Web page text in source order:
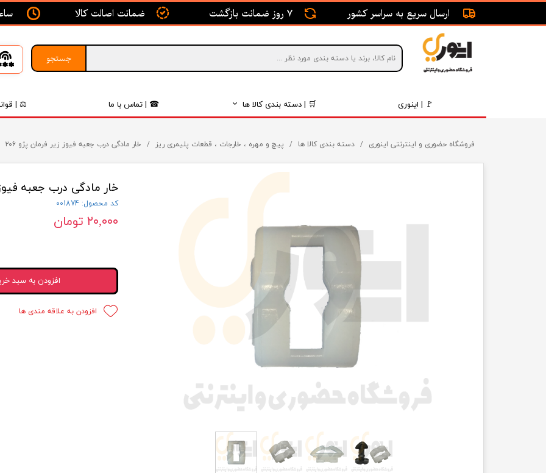
جستجو
🚩 | اینوری 🛒 | دسته بندی کالا ها
موتور و اگزوز
روغن و فیلتر
قطعات داخلی
انتقال قدرت
فرمان، جلوبندی و ترمز
لوازم جانبی و اسپرت
بلبرینگ ماشین
گردگیر ماشین
☎ | تماس با ما ⚖ |
ارسال سریع به سراسر کشور 7 روز ضمانت بازگشت ضمانت اصالت کالا
فروشگاه حضوری و اینترنتی اینوری دسته بندی کالا ها پیچ و مهره ، خارجات ، قطعات پلیمری ریز خار مادگی درب جعبه فیوز زیر فرمان پژو ۲۰۶
خار مادگی درب جعبه فیوز
کد محصول: 001874
۲۰,۰۰۰ تومان
افزودن به سبد
افزودن به علاقه مندی ها